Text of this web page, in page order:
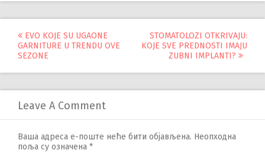
Управљање
објавама
EVO KOJE SU UGAONE
GARNITURE U TRENDU OVE
SEZONE
STOMATOLOZI OTKRIVAJU:
KOJE SVE PREDNOSTI IMAJU
ZUBNI IMPLANTI?
Leave A Comment
Ваша адреса е-поште неће бити објављена. Неопходна
поља су означена *